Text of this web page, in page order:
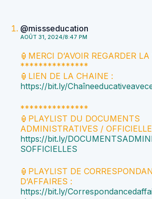
@missseducation
AOÛT 31, 2024/8:47 PM
🏮MERCI D’AVOIR REGARDER
***************
🏮LIEN DE LA CHAINE :
https://bit.ly/
***************
🏮PLAYLIST DU DOCUMENTS
ADMINISTRATIVES /
https://bit.ly/
SOFFICIELLES
🏮PLAYLIST DE
D’AFFAIRES :
https://bit.ly/